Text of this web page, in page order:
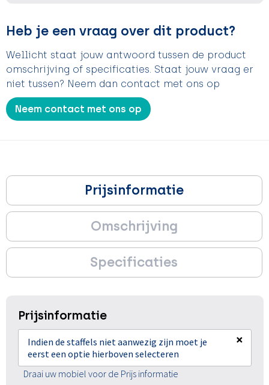
Heb je een vraag over dit product?
Wellicht staat jouw antwoord tussen de product
omschrijving of specificaties. Staat jouw vraag er
niet tussen? Neem dan contact met ons op
Neem contact met ons op
Prijsinformatie
Omschrijving
Specificaties
Prijsinformatie
Indien de staffels niet aanwezig zijn moet je
eerst een optie hierboven selecteren
×
Draai uw mobiel voor de Prijs informatie